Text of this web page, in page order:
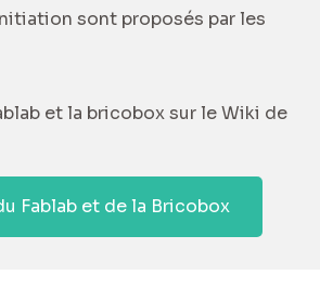
sont proposés par les
et la bricobox sur le Wiki de
Fablab et de la Bricobox